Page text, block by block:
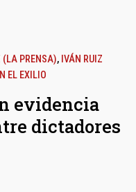
(LA PRENSA), IVÁN RUIZ
EL EXILIO
evidencia
dictadores